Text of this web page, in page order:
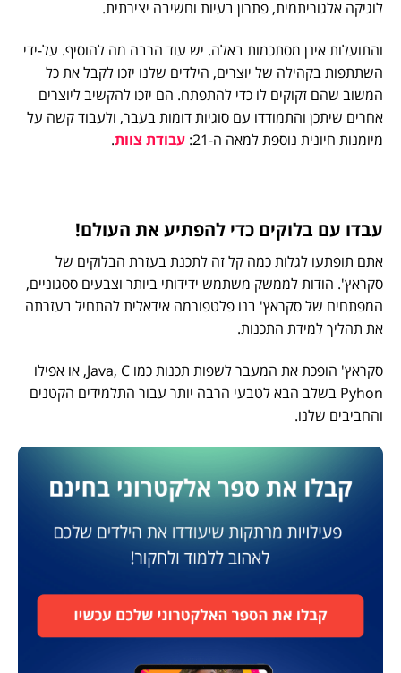
לוגיקה אלגוריתמית, פתרון בעיות וחשיבה יצירתית.
והתועלות אינן מסתכמות באלה. יש עוד הרבה מה להוסיף. על-ידי
השתתפות בקהילה של יוצרים, הילדים שלנו יזכו לקבל את כל
המשוב שהם זקוקים לו כדי להתפתח. הם יזכו להקשיב ליוצרים
אחרים שיתכן והתמודדו עם סוגיות דומות בעבר, ולעבוד קשה על
מיומנות חיונית נוספת למאה ה-21:
עבודת צוות.
עבדו עם בלוקים כדי להפתיע את העולם!
אתם תופתעו לגלות כמה קל זה לתכנת בעזרת הבלוקים של
סקראץ'. הודות לממשק משתמש ידידותי ביותר וצבעים ססגוניים,
המפתחים של סקראץ' בנו פלטפורמה אידאלית להתחיל בעזרתה
את תהליך למידת התכנות.
סקראץ' הופכת את המעבר לשפות תכנות כמו Java, C, או אפילו
Pyhon בשלב הבא לטבעי הרבה יותר עבור התלמידים הקטנים
והחביבים שלנו.